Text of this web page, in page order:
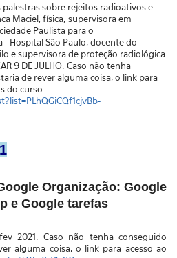
palestras sobre rejeitos radioativos e
Maciel, física, supervisora em
Paulista para o
Hospital São Paulo, docente do
e supervisora de proteção radiológica
9 DE JULHO. Caso não tenha
de rever alguma coisa, o link para
do curso
Organização: Google
e Google tarefas
2021. Caso não tenha conseguido
alguma coisa, o link para acesso ao